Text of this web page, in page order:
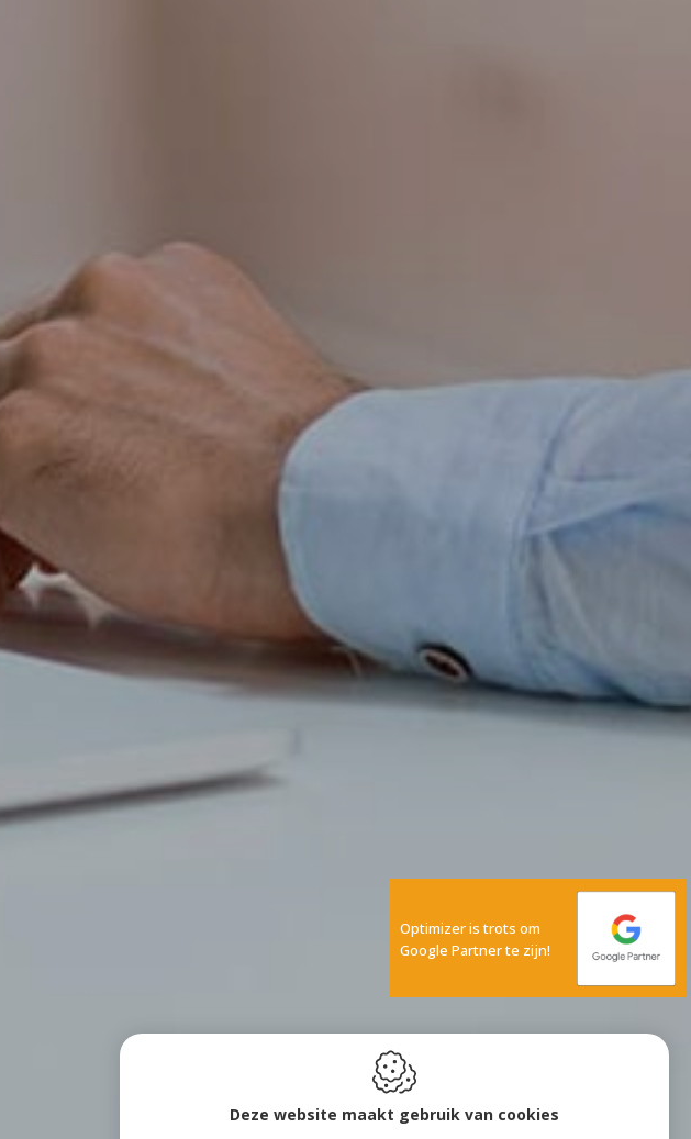
Optimizer is trots om
Google Partner te zijn!
Deze website maakt gebruik van cookies